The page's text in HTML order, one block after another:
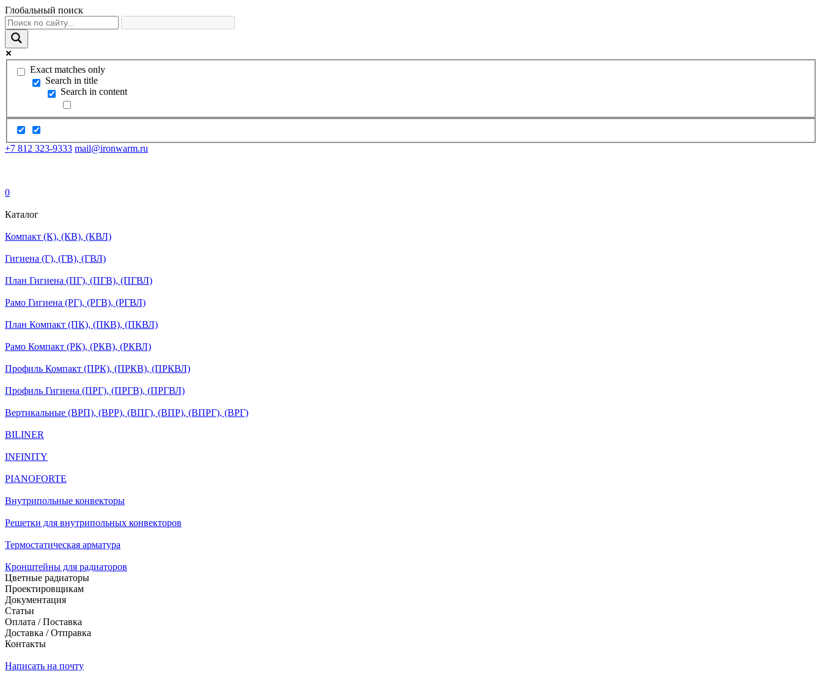
Глобальный поиск
Exact matches only
Search in title
Search in content
+7 812 323-9333 mail@ironwarm.ru
0
Каталог
Компакт (К), (КВ), (КВЛ)
Гигиена (Г), (ГВ), (ГВЛ)
План Гигиена (ПГ), (ПГВ), (ПГВЛ)
Рамо Гигиена (РГ), (РГВ), (РГВЛ)
План Компакт (ПК), (ПКВ), (ПКВЛ)
Рамо Компакт (РК), (РКВ), (РКВЛ)
Профиль Компакт (ПРК), (ПРКВ), (ПРКВЛ)
Профиль Гигиена (ПРГ), (ПРГВ), (ПРГВЛ)
Вертикальные (ВРП), (ВРР), (ВПГ), (ВПР), (ВПРГ), (ВРГ)
BILINER
INFINITY
PIANOFORTE
Внутрипольные конвекторы
Решетки для внутрипольных конвекторов
Термостатическая арматура
Кронштейны для радиаторов
Цветные радиаторы
Проектировщикам
Документация
Статьи
Оплата / Поставка
Доставка / Отправка
Контакты
Написать на почту